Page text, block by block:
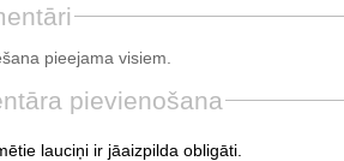
pieejama visiem.
pievienošana
lauciņi ir jāaizpilda obligāti.